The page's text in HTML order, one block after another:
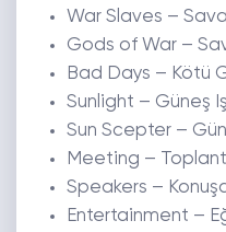
War Slaves –
Gods of War –
Bad Days – Kötü
Sunlight – Güneş
Sun Scepter –
Meeting –
Speakers –
Entertainment –